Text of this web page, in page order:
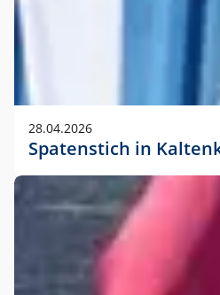
28.04.2026
Spatenstich in